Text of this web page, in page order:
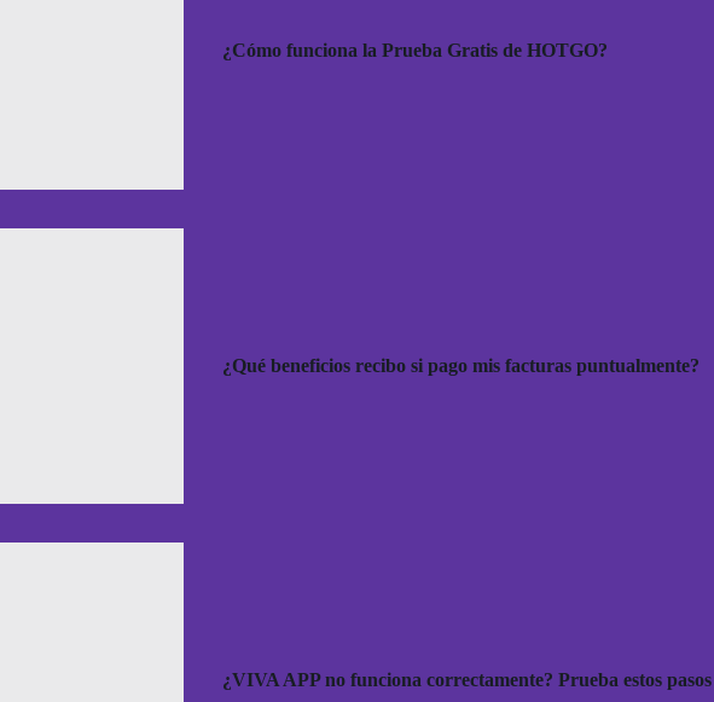
¿Cómo funciona la Prueba Gratis de HOTGO?
¿Qué beneficios recibo si pago mis facturas puntualmente?
¿VIVA APP no funciona correctamente? Prueba estos pasos